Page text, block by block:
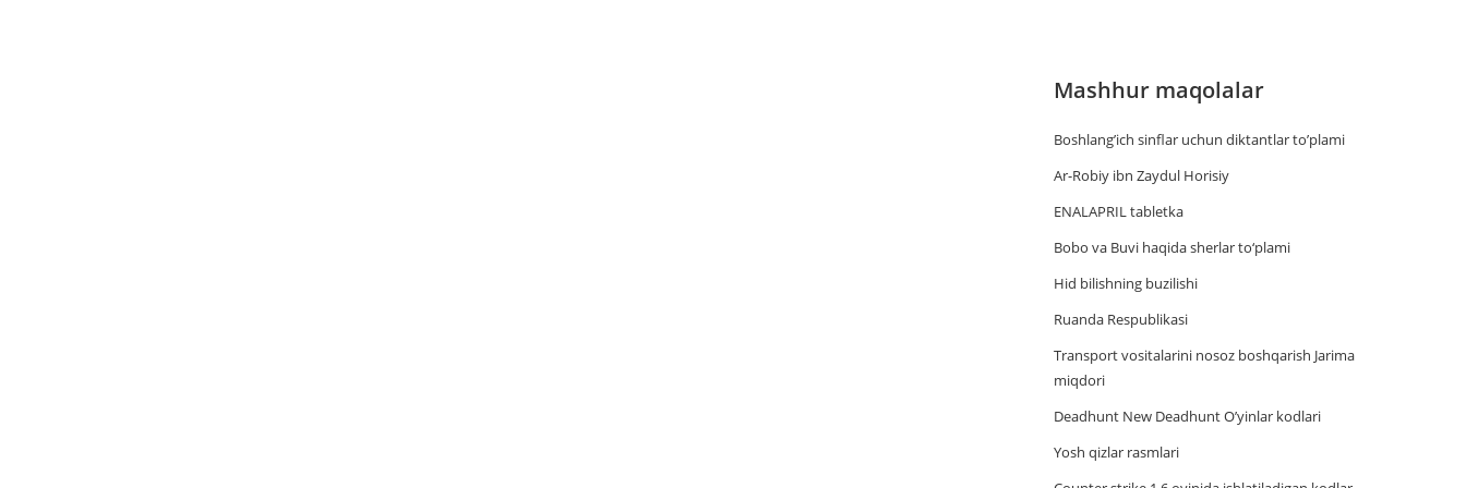
Mashhur maqolalar
Boshlang’ich sinflar uchun diktantlar to’plami
Ar-Robiy ibn Zaydul Horisiy
ENALAPRIL tabletka
Bobo va Buvi haqida sherlar to‘plami
Hid bilishning buzilishi
Ruanda Respublikasi
Trаnsport vositаlаrini nosoz boshqаrish Jаrimа
miqdori
Deadhunt New Deadhunt O’yinlar kodlari
Yosh qizlar rasmlari